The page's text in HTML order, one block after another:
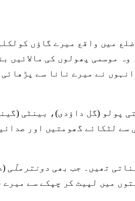
۹ سال کی۔ آندھرا پردیش کے گنٹور ضلع میں
موسمی پھولوں کی مالائیں
نے میرے نانا سے
پولو (گل داؤدی)، بینٹی
تھیں۔ جب بھی دونترملّی
میں لپیٹ کر چپکے سے میرے